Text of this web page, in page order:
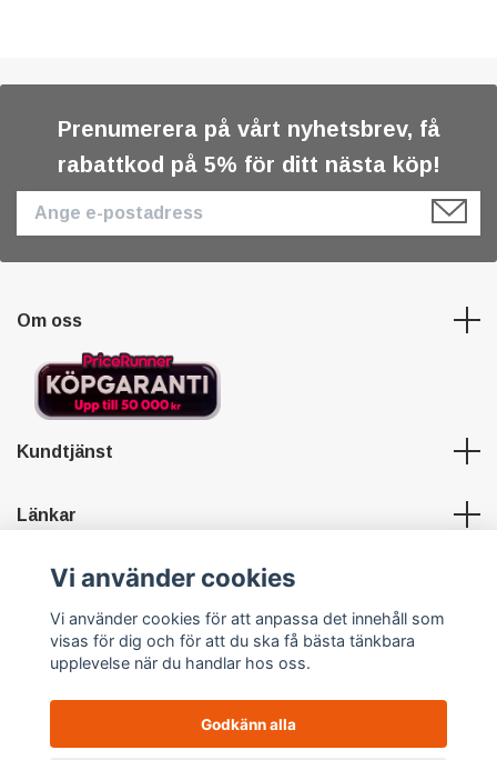
Prenumerera på vårt nyhetsbrev, få
rabattkod på 5% för ditt nästa köp!
Om oss
Kundtjänst
Länkar
Sociala medier
Vi använder cookies
Vi använder cookies för att anpassa det innehåll som
visas för dig och för att du ska få bästa tänkbara
upplevelse när du handlar hos oss.
Godkänn alla